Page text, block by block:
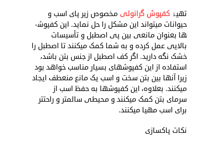
تهیۀ کفپوش­ گرانولی مخصوص زیر پای اسب و
حیوانات می­تواند این مشکل را حل نماید. این کفپوش­
ها بعنوان مانعی بین پی اصطبل و تأسیسات
بالایی عمل کرده و به شما کمک می­کنند تا اصطبل را
خشک نگه دارید. اگر کف اصطبل از جنس بتن باشد،
استفاده از این کفپوش­های بسیار مناسب خواهد بود
زیرا آنها بین بتن سخت و اسب یک مانع منعطف ایجاد
می­کنند. بعلاوه، این کفپوش­ها به حفظ اسب از
سرمای بتن کمک می­کنند و محیطی سالم­تر و راحت­تر
برای اسب مهیا می­کنند.
نکات پاکسازی